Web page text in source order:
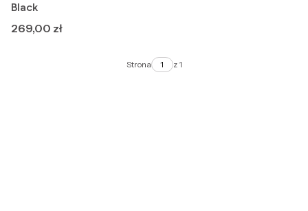
Black
Cena
269,00 zł
Strona z 1